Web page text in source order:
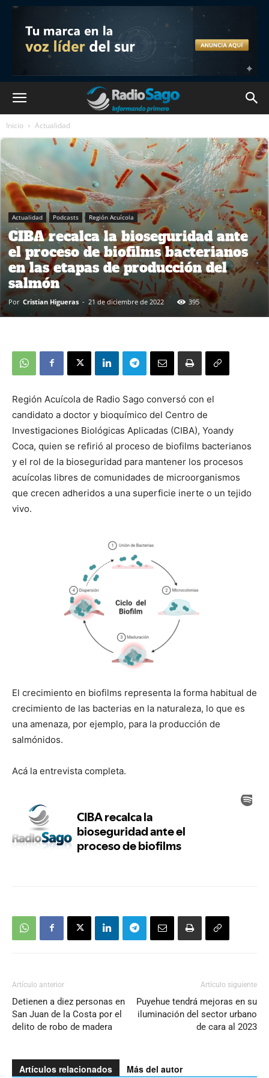
Inicio Actualidad
Actualidad Podcasts Región Acuícola
CIBA recalca la bioseguridad ante
el proceso de biofilms bacterianos
en las etapas de producción del
salmón
Por Cristian Higueras - 21 de diciembre de 2022 395
Región Acuícola de Radio Sago conversó con el
candidato a doctor y bioquímico del Centro de
Investigaciones Biológicas Aplicadas (CIBA), Yoandy
Coca, quien se refirió al proceso de biofilms bacterianos
y el rol de la bioseguridad para mantener los procesos
acuícolas libres de comunidades de microorganismos
que crecen adheridos a una superficie inerte o un tejido
vivo.
El crecimiento en biofilms representa la forma habitual de
crecimiento de las bacterias en la naturaleza, lo que es
una amenaza, por ejemplo, para la producción de
salmónidos.
Acá la entrevista completa.
Artículo anterior
Detienen a diez personas en
San Juan de la Costa por el
delito de robo de madera
Artículo siguiente
Puyehue tendrá mejoras en su
iluminación del sector urbano
de cara al 2023
Artículos relacionados Más del autor